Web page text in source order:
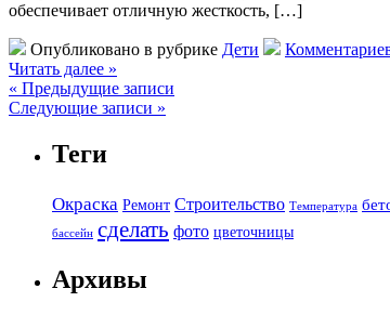
обеспечивает отличную жесткость, […]
Опубликовано в рубрике Дети
Читать далее »
« Предыдущие записи
Следующие записи »
Теги
Окраска Ремонт Строительство Температура
бассейн сделать фото цветочницы
Архивы